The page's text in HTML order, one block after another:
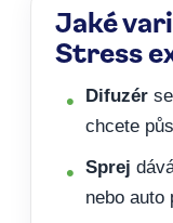
Jaké
Stress
Difuzér
chcete
Sprej
nebo auto